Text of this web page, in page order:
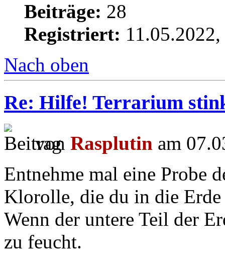
Beiträge: 28
Registriert:
Nach oben
Re: Hilfe! Terrarium
von Rasplutin am
Entnehme mal eine Probe
Klorolle, die du in die Erde
Wenn der untere Teil der
zu feucht.